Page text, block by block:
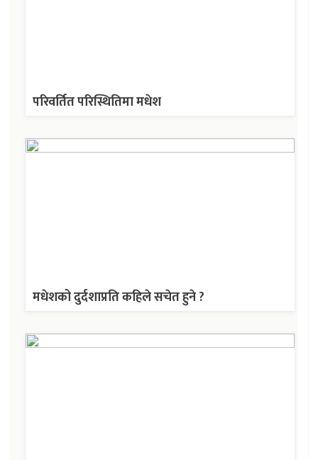
परिवर्तित परिस्थितिमा मधेश
मधेशको दुर्दशाप्रति कहिले सचेत हुने ?